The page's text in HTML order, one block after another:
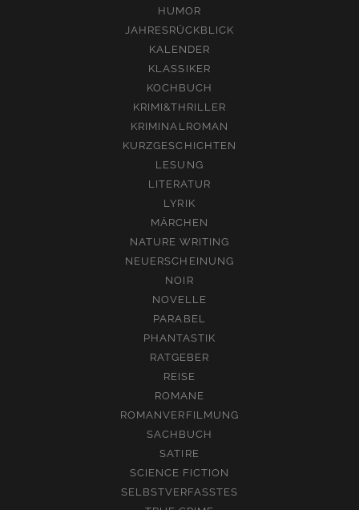
HUMOR
JAHRESRÜCKBLICK
KALENDER
KLASSIKER
KOCHBUCH
KRIMI&THRILLER
KRIMINALROMAN
KURZGESCHICHTEN
LESUNG
LITERATUR
LYRIK
MÄRCHEN
NATURE WRITING
NEUERSCHEINUNG
NOIR
NOVELLE
PARABEL
PHANTASTIK
RATGEBER
REISE
ROMANE
ROMANVERFILMUNG
SACHBUCH
SATIRE
SCIENCE FICTION
SELBSTVERFASSTES